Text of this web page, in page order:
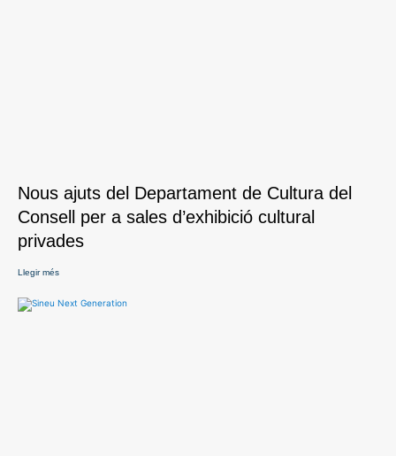
Nous ajuts del Departament de Cultura del
Consell per a sales d’exhibició cultural
privades
Llegir més